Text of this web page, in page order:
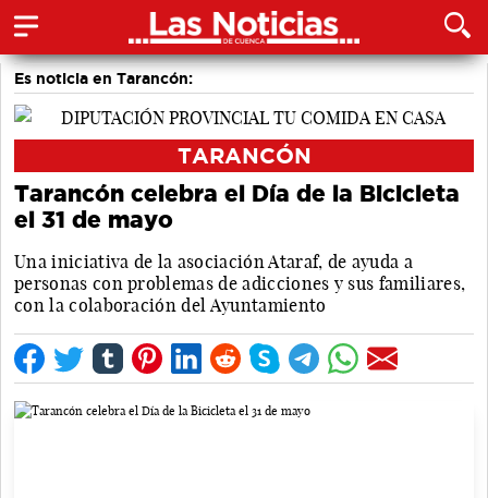
Es noticia en Tarancón:
TARANCÓN
Tarancón celebra el Día de la Bicicleta
el 31 de mayo
Una iniciativa de la asociación Ataraf, de ayuda a
personas con problemas de adicciones y sus familiares,
con la colaboración del Ayuntamiento